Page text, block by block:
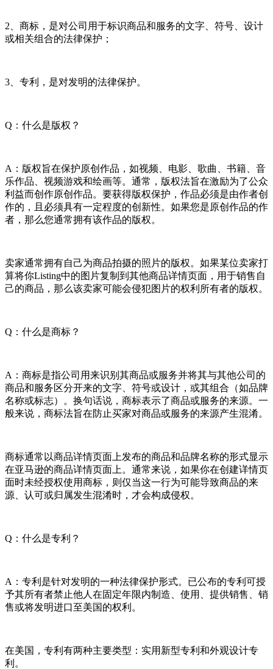
2、商标，是对公司用于标识商品和服务的文字、符号、设计
或相关组合的法律保护；
3、专利，是对发明的法律保护。
Q：什么是版权？
A：版权旨在保护原创作品，如视频、电影、歌曲、书籍、音
乐作品、视频游戏和绘画等。通常，版权法旨在激励为了公众
利益而创作原创作品。要获得版权保护，作品必须是由作者创
作的，且必须具有一定程度的创新性。如果您是原创作品的作
者，那么您通常拥有该作品的版权。
卖家通常拥有自己为商品拍摄的照片的版权。如果某位卖家打
算将你Listing中的图片复制到其他商品详情页面，用于销售自
己的商品，那么该卖家可能会侵犯图片的权利所有者的版权。
Q：什么是商标？
A：商标是指公司用来识别其商品或服务并将其与其他公司的
商品和服务区分开来的文字、符号或设计，或其组合（如品牌
名称或标志）。换句话说，商标表示了商品或服务的来源。一
般来说，商标法旨在防止买家对商品或服务的来源产生混淆。
商标通常以商品详情页面上发布的商品和品牌名称的形式显示
在亚马逊的商品详情页面上。通常来说，如果你在创建详情页
面时未经授权使用商标，则仅当这一行为可能导致商品的来
源、认可或归属发生混淆时，才会构成侵权。
Q：什么是专利？
A：专利是针对发明的一种法律保护形式。已公布的专利可授
予其所有者禁止他人在固定年限内制造、使用、提供销售、销
售或将发明进口至美国的权利。
在美国，专利有两种主要类型：实用新型专利和外观设计专
利。